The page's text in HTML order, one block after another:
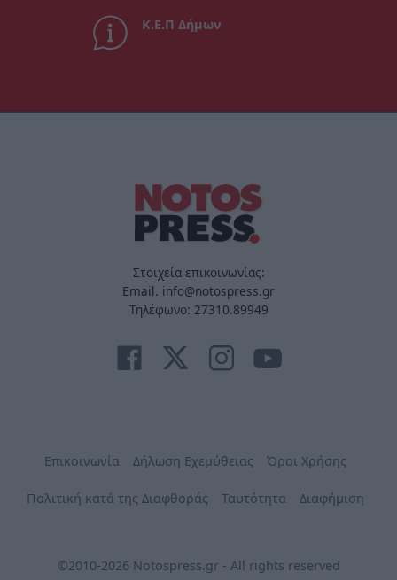
Κ.Ε.Π Δήμων
Στοιχεία επικοινωνίας:
Email. info@notospress.gr
Τηλέφωνο: 27310.89949
Επικοινωνία Δήλωση Εχεμύθειας Όροι Χρήσης
Πολιτική κατά της Διαφθοράς Ταυτότητα Διαφήμιση
©2010-2026 Notospress.gr - All rights reserved